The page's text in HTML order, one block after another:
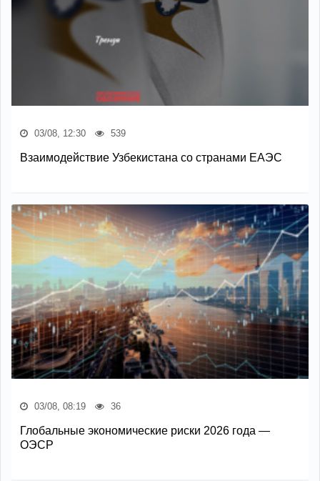
03/08, 12:30 539
Взаимодействие Узбекистана со странами ЕАЭС
03/08, 08:19 36
Глобальные экономические риски 2026 года —
ОЭСР